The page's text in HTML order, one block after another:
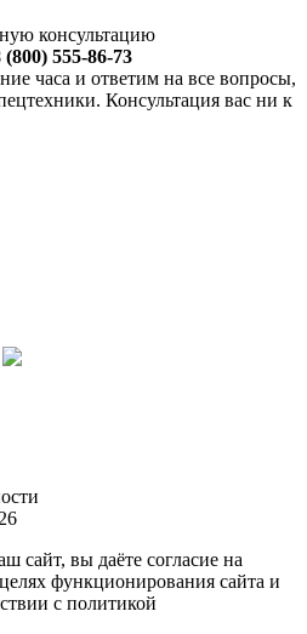
консультацию
(800) 555-86-73
часа и ответим на все вопросы,
Консультация вас ни к
сайт, вы даёте согласие на
функционирования сайта и
с политикой